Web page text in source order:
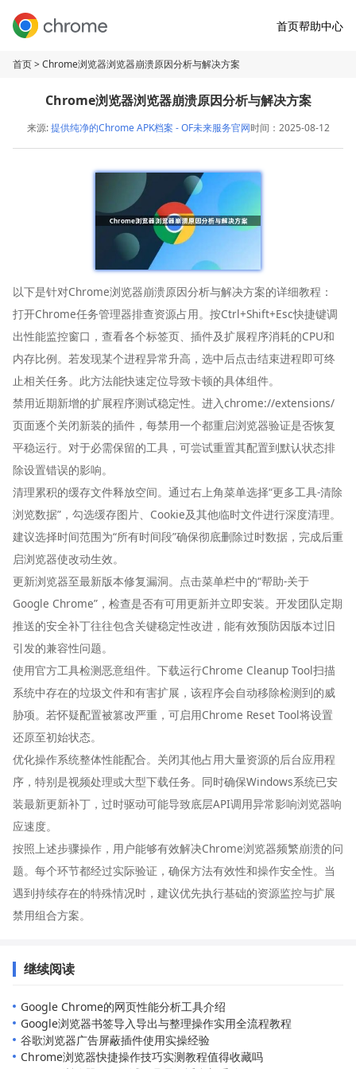
首页帮助中心
首页> Chrome浏览器浏览器崩溃原因分析与解决方案
Chrome浏览器浏览器崩溃原因分析与解决方案
来源:提供纯净的Chrome APK档案 - OF未来服务官网时间：2025-08-12
以下是针对Chrome浏览器崩溃原因分析与解决方案的详细教程：
打开Chrome任务管理器排查资源占用。按Ctrl+Shift+Esc快捷键调
出性能监控窗口，查看各个标签页、插件及扩展程序消耗的CPU和
内存比例。若发现某个进程异常升高，选中后点击结束进程即可终
止相关任务。此方法能快速定位导致卡顿的具体组件。
禁用近期新增的扩展程序测试稳定性。进入chrome://extensions/
页面逐个关闭新装的插件，每禁用一个都重启浏览器验证是否恢复
平稳运行。对于必需保留的工具，可尝试重置其配置到默认状态排
除设置错误的影响。
清理累积的缓存文件释放空间。通过右上角菜单选择“更多工具-清除
浏览数据”，勾选缓存图片、Cookie及其他临时文件进行深度清理。
建议选择时间范围为“所有时间段”确保彻底删除过时数据，完成后重
启浏览器使改动生效。
更新浏览器至最新版本修复漏洞。点击菜单栏中的“帮助-关于
Google Chrome”，检查是否有可用更新并立即安装。开发团队定期
推送的安全补丁往往包含关键稳定性改进，能有效预防因版本过旧
引发的兼容性问题。
使用官方工具检测恶意组件。下载运行Chrome Cleanup Tool扫描
系统中存在的垃圾文件和有害扩展，该程序会自动移除检测到的威
胁项。若怀疑配置被篡改严重，可启用Chrome Reset Tool将设置
还原至初始状态。
优化操作系统整体性能配合。关闭其他占用大量资源的后台应用程
序，特别是视频处理或大型下载任务。同时确保Windows系统已安
装最新更新补丁，过时驱动可能导致底层API调用异常影响浏览器响
应速度。
按照上述步骤操作，用户能够有效解决Chrome浏览器频繁崩溃的问
题。每个环节都经过实际验证，确保方法有效性和操作安全性。当
遇到持续存在的特殊情况时，建议优先执行基础的资源监控与扩展
禁用组合方案。
继续阅读
Google Chrome的网页性能分析工具介绍
Google浏览器书签导入导出与整理操作实用全流程教程
谷歌浏览器广告屏蔽插件使用实操经验
Chrome浏览器快捷操作技巧实测教程值得收藏吗